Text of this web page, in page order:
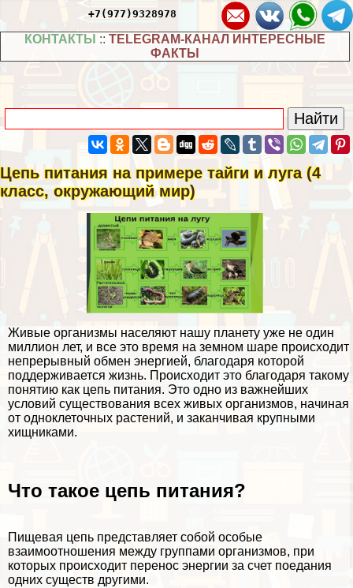
+7(977)9328978
КОНТАКТЫ :: TELEGRAM-КАНАЛ ИНТЕРЕСНЫЕ
ФАКТЫ
Цепь питания на примере тайги и луга (4
класс, окружающий мир)
Живые организмы населяют нашу планету уже не один
миллион лет, и все это время на земном шаре происходит
непрерывный обмен энергией, благодаря которой
поддерживается жизнь. Происходит это благодаря такому
понятию как цепь питания. Это одно из важнейших
условий существования всех живых организмов, начиная
от одноклеточных растений, и заканчивая крупными
хищниками.
Что такое цепь питания?
Пищевая цепь представляет собой особые
взаимоотношения между группами организмов, при
которых происходит перенос энергии за счет поедания
одних существ другими.